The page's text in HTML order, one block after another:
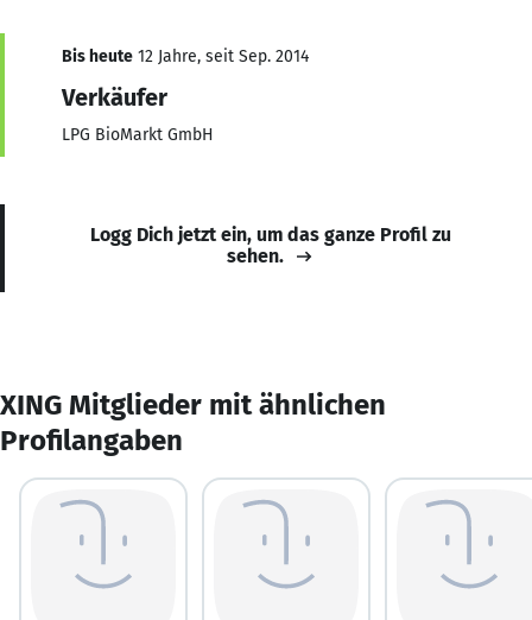
Bis heute 12 Jahre, seit Sep. 2014
Verkäufer
LPG BioMarkt GmbH
Logg Dich jetzt ein, um das ganze Profil zu
sehen.
XING Mitglieder mit ähnlichen
Profilangaben